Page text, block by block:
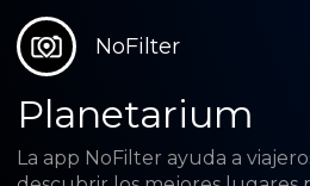
NoFilter
Planetarium
La app NoFilter ayuda a